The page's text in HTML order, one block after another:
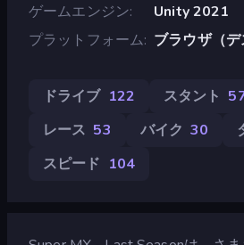
ゲームエンジン
Unity 2021
プラットフォーム ブラウザ（デ
ドライブ 122 スタント
レース 53 バイク 30
スピード 104